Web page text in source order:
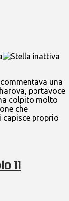
una
portavoce
colpito molto
che
capisce proprio
11